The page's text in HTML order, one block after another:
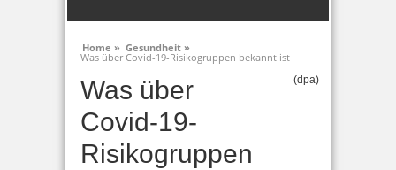
Home » Gesundheit »
Was über Covid-19-Risikogruppen bekannt ist
Was über
Covid-19-
Risikogruppen
(dpa)